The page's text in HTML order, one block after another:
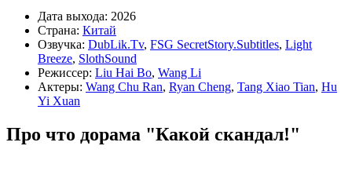
Дата выхода: 2026
Страна: Китай
Озвучка: DubLik.Tv, FSG SecretStory.Subtitles, Light
Breeze, SlothSound
Режиссер: Liu Hai Bo, Wang Li
Актеры: Wang Chu Ran, Ryan Cheng, Tang Xiao Tian, Hu
Yi Xuan
Про что дорама "Какой скандал!"